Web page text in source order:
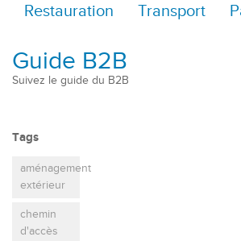
Restauration
Transport
Guide B2B
Suivez le guide du B2B
Tags
aménagement
extérieur
chemin
d'accès